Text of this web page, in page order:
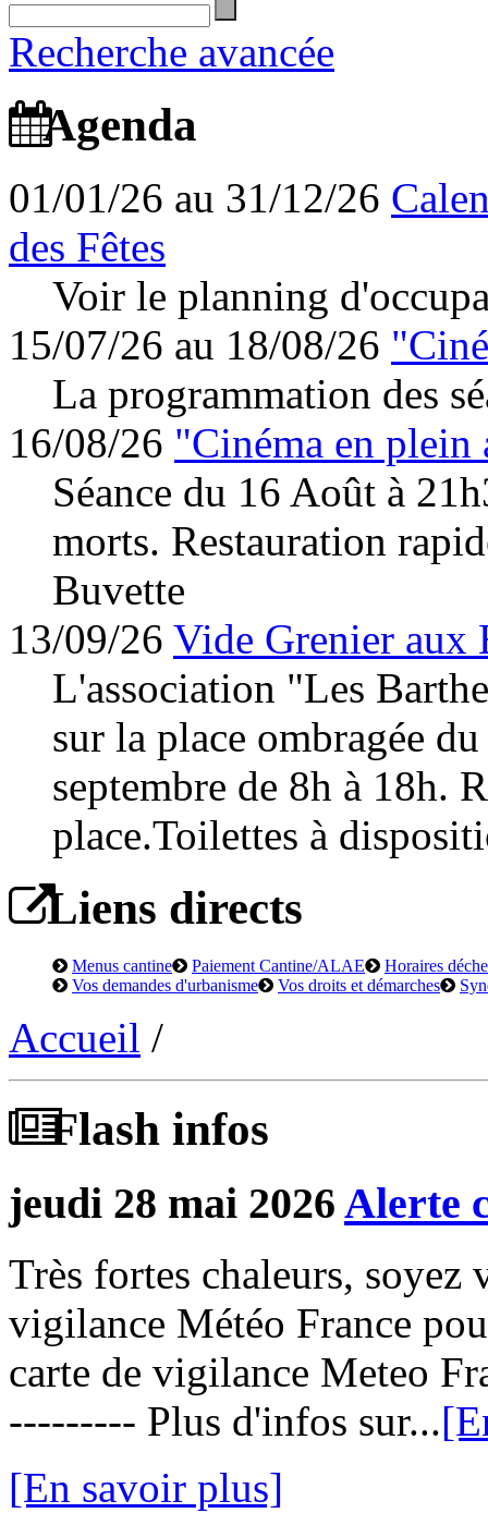
Recherche avancée
Agenda
01/01/26 au 31/12/26
des Fêtes
Voir le planning
15/07/26 au 18/08/26
La programmation des
16/08/26 "Cinéma en plein
Séance du 16 Août à
morts. Restauration
Buvette
13/09/26 Vide Grenier aux
L'association "Les
sur la place ombragée
septembre de 8h à 18h.
place.Toilettes à
Liens directs
Menus cantine Paiement Cantine/ALAE
Horaires
Vos demandes d'urbanisme
Vos droits et démarches
Accueil /
Flash infos
jeudi 28 mai 2026 Alerte
Très fortes chaleurs,
vigilance Météo France
carte de vigilance Meteo
--------- Plus d'infos sur...
[En savoir plus]